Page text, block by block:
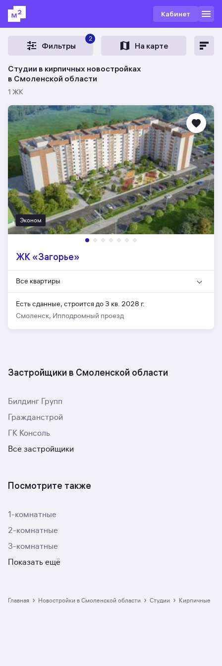
Кабинет
Фильтры
2
На карте
Студии в кирпичных новостройках
в Смоленской области
1 ЖК
Эконом
ЖК «Загорье»
Все квартиры
Есть сданные, строится до 3 кв. 2028 г.
Смоленск, Ипподромный проезд
Застройщики в Смоленской области
Билдинг Групп
Гражданстрой
ГК Консоль
Все застройщики
Посмотрите также
1-комнатные
2-комнатные
3-комнатные
Показать ещё
Главная › Новостройки в Смоленской области › студии › кирпичные